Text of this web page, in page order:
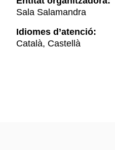
Sala Salamandra
Idiomes d’atenció:
Català, Castellà